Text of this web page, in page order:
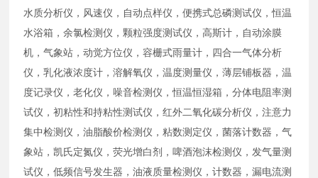
水质分析仪，风速仪，自动点样仪，便携式总磷测试仪，恒温
水浴箱，余氯检测仪，颗粒强度测试仪，高斯计，自动涂膜
机，气象站，动觉方位仪，容栅式雨量计，四合一气体分析
仪，乳化液浓度计，溶解氧仪，温度测量仪，薄层铺板器，温
度记录仪，老化仪，噪音检测仪，恒温恒湿箱，分体电阻率测
试仪，初粘性和持粘性测试仪，红外二氧化碳分析仪，注意力
集中检测仪，油脂酸价检测仪，粘数测定仪，菌落计数器，气
象站，凯氏定氮仪，荧光增白剂，啤酒泡沫检测仪，发气量测
试仪，低频信号发生器，油液质量检测仪，计数器，漏电流测